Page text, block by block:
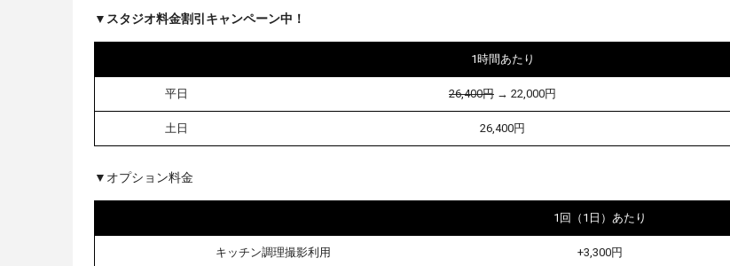
▼スタジオ料金割引キャンペーン中！
1時間あたり
平日 26,400円 → 22,000円
土日 26,400円
▼オプション料金
1回（1日）あたり
キッチン調理撮影利用 +3,300円